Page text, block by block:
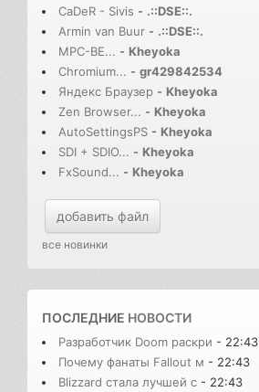
CaDeR - Sivis - .::DSE::.
Armin van Buur - .::DSE::.
MPC-BE... - Kheyoka
Chromium... - gr429842534
Яндекс Браузер - Kheyoka
Zen Browser... - Kheyoka
AutoSettingsPS - Kheyoka
SDI + SDIO... - Kheyoka
FxSound... - Kheyoka
добавить файл
все новинки
ПОСЛЕДНИЕ НОВОСТИ
Разработчик Doom раскри - 22:43
Почему фанаты Fallout м - 22:43
Blizzard стала лучшей с - 22:43